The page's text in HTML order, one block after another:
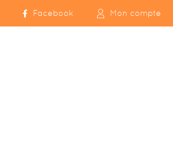
Facebook Mon compte